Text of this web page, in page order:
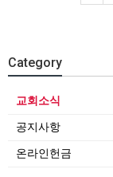
Category
교회소식
공지사항
온라인헌금